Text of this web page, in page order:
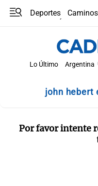
Deportes Caminos
Lo Último Argentina
john hebert
Por favor intente